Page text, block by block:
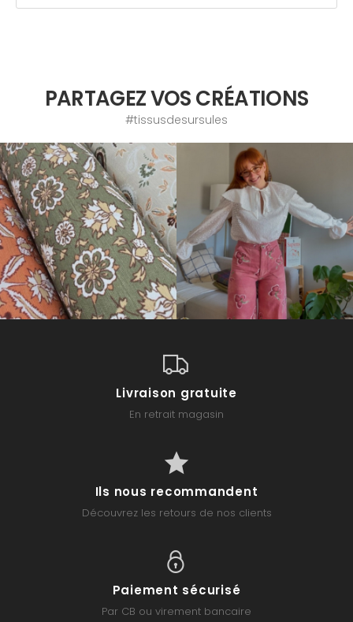
PARTAGEZ VOS CRÉATIONS
#tissusdesursules
Livraison gratuite
En retrait magasin
Ils nous recommandent
Découvrez les retours de nos clients
Paiement sécurisé
Par CB ou virement bancaire